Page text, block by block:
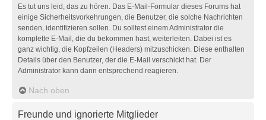
Es tut uns leid, das zu hören. Das E-Mail-Formular dieses Forums hat
einige Sicherheitsvorkehrungen, die Benutzer, die solche Nachrichten
senden, identifizieren sollen. Du solltest einem Administrator die
komplette E-Mail, die du bekommen hast, weiterleiten. Dabei ist es
ganz wichtig, die Kopfzeilen (Headers) mitzuschicken. Diese enthalten
Details über den Benutzer, der die E-Mail verschickt hat. Der
Administrator kann dann entsprechend reagieren.
Nach oben
Freunde und ignorierte Mitglieder